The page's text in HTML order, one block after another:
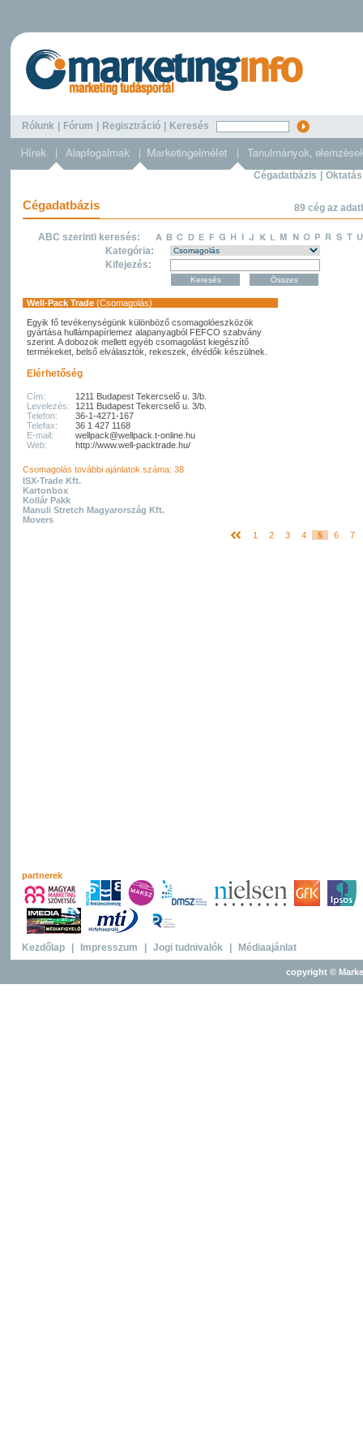
Rólunk Fórum Regisztráció Keresés
Cégadatbázis Oktatás
Cégadatbázis 89 cég az
ABC szerinti keresés:
Kategória:
Kifejezés:
Well-Pack Trade (Csomagolás)
Egyik fő tevékenységünk különböző csomagolóeszközök
gyártása hullámpapírlemez alapanyagból FEFCO szabvány
szerint. A dobozok mellett egyéb csomagolást kiegészítő
termékeket, belső elválasztók, rekeszek, élvédők készülnek.
Elérhetőség
Cím:
1211 Budapest Tekercselő u. 3/b.
Levelezés:
1211 Budapest Tekercselő u. 3/b.
Telefon:
36-1-4271-167
Telefax:
36 1 427 1168
E-mail:
wellpack@wellpack.t-online.hu
Web:
http://www.well-packtrade.hu/
Csomagolás további ajánlatok száma: 38
ISX-Trade Kft.
Kartonbox
Kollár Pakk
Manuli Stretch Magyarország Kft.
Movers
1
2 3 4 5 6 7
partnerek
Kezdőlap Impresszum Jogi tudnivalók Médiaajánlat
copyright ©